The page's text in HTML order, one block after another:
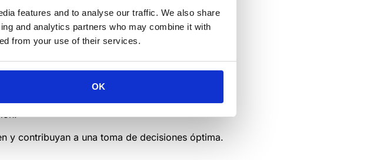
features and to analyse our traffic. We also share
and analytics partners who may combine it with
from your use of their services.
OK
la flexibilidad y la comodidad de poder asistir
por nuestro stand
que te llevará menos de 40
solicitar reuniones personales con nuestro
allí para recibirte y acompañarte durante tu visita.
directo para complementar este viaje a través del
que siéntate, relájate y echa un vistazo a
reuniones, espacios de reunión, salas de
y contribuyan a una toma de decisiones óptima.